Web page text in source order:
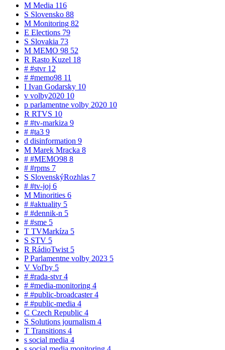
M Media 116
S Slovensko 88
M Monitoring 82
E Elections 79
S Slovakia 73
M MEMO 98 52
R Rasto Kuzel 18
# #stvr 12
# #memo98 11
I Ivan Godarsky 10
v volby2020 10
p parlamentne volby 2020 10
R RTVS 10
# #tv-markiza 9
# #ta3 9
d disinformation 9
M Marek Mracka 8
# #MEMO98 8
# #rpms 7
S SlovenskýRozhlas 7
# #tv-joj 6
M Minorities 6
# #aktuality 5
# #dennik-n 5
# #sme 5
T TVMarkíza 5
S STV 5
R RádioTwist 5
PParlamentne volby 2023 5
V Voľby 5
# #rada-stvr4
# #media-monitoring 4
# #public-broadcaster4
# #public-media 4
C Czech Republic 4
S Solutions journalism 4
T Transitions 4
s social media 4